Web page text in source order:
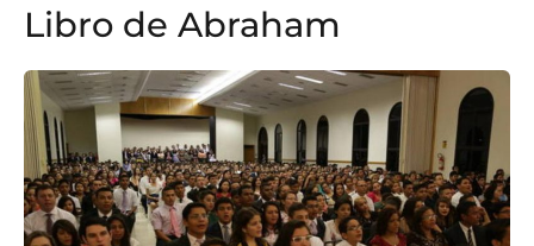
Libro de Abraham